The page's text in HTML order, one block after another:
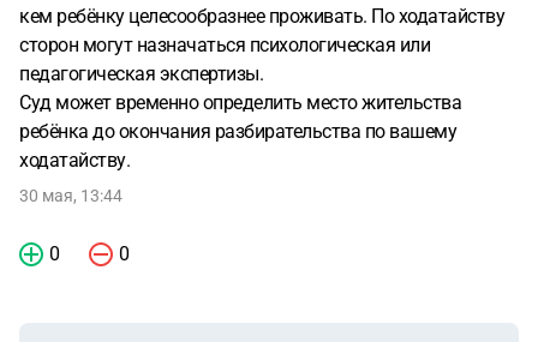
кем ребёнку целесообразнее проживать. По ходатайству
сторон могут назначаться психологическая или
педагогическая экспертизы.
Суд может временно определить место жительства
ребёнка до окончания разбирательства по вашему
ходатайству.
30 мая, 13:44
0 0